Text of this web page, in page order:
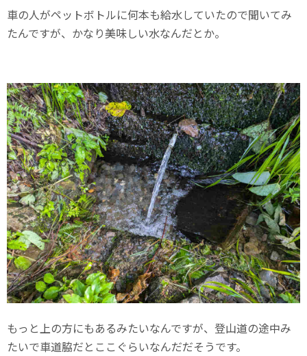
車の人がペットボトルに何本も給水していたので聞いてみ
たんですが、かなり美味しい水なんだとか。
もっと上の方にもあるみたいなんですが、登山道の途中み
たいで車道脇だとここぐらいなんだだそうです。